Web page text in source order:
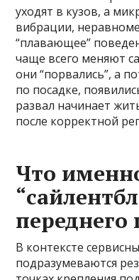
уходят в кузов, а
вибрации,
“плавающее”
чаще всего меняют
они “порвались”, а
по посадке,
развал начинает
после корректной
Что
В контексте
подразумеваются